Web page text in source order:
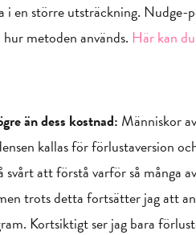
i en större utsträckning.
metoden används. Här kan
än dess kostnad: Människor
kallas för förlustaversion
att förstå varför så många
trots detta fortsätter jag att
Kortsiktigt ser jag bara